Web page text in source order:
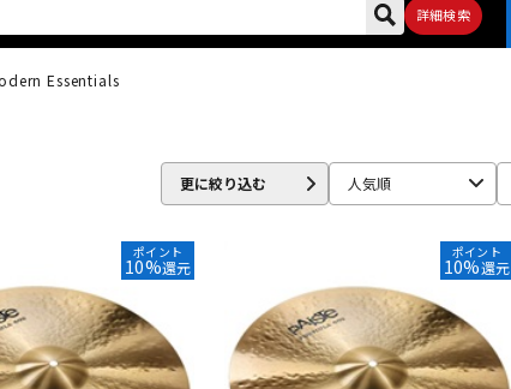
詳細検索
その他楽器 アンプ
レコーディン
グ機器
配信/ライブ
機器
Essentials
更に絞り込む 人気順
ポイント
10%還元
ポイント
10%還元